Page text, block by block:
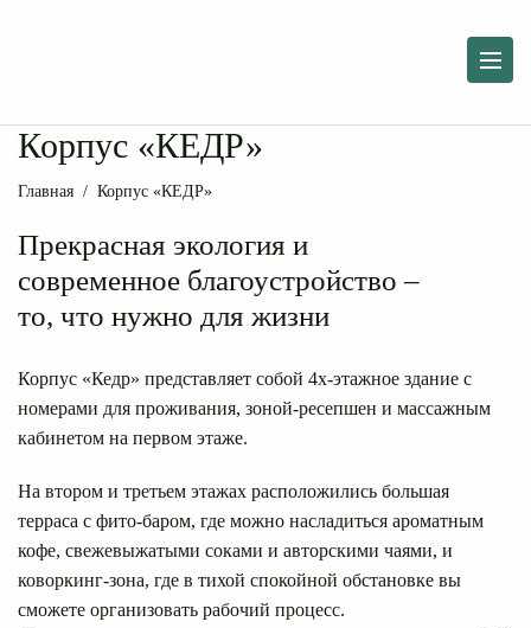
Корпус «КЕДР»
Главная / Корпус «КЕДР»
Прекрасная экология и
современное благоустройство –
то, что нужно для жизни
Корпус «Кедр» представляет собой 4х-этажное здание с
номерами для проживания, зоной-ресепшен и массажным
кабинетом на первом этаже.
На втором и третьем этажах расположились большая
терраса с фито-баром, где можно насладиться ароматным
кофе, свежевыжатыми соками и авторскими чаями, и
коворкинг-зона, где в тихой спокойной обстановке вы
сможете организовать рабочий процесс.